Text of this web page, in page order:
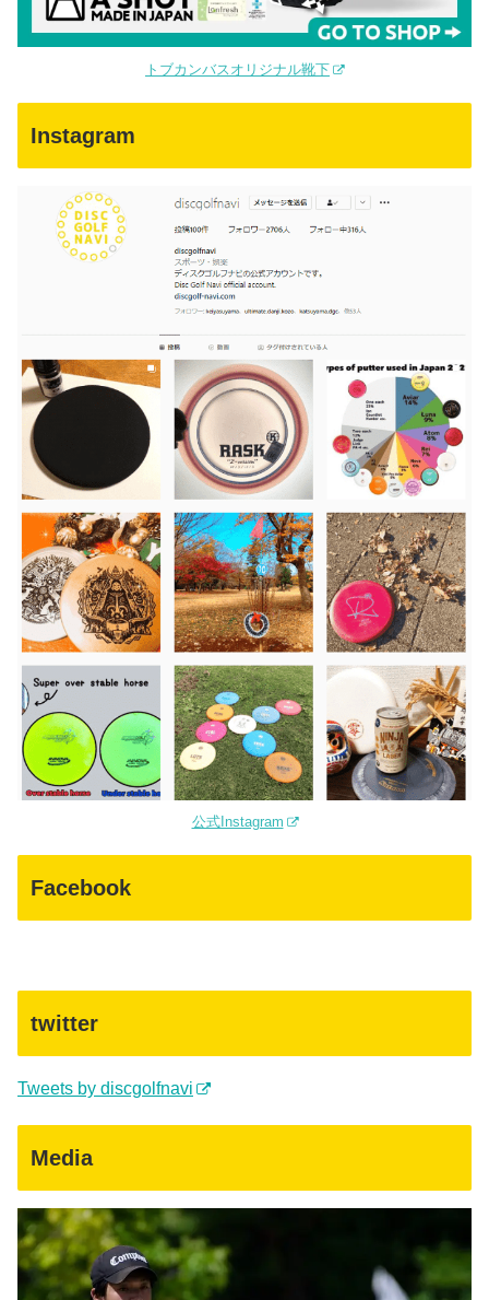
トブカンバスオリジナル靴下
Instagram
公式Instagram
Facebook
twitter
Tweets by discgolfnavi
Media